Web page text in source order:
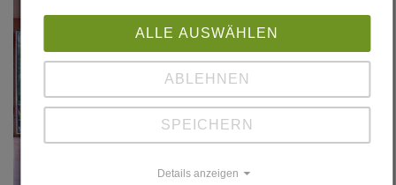
ALLE AUSWÄHLEN
ABLEHNEN
SPEICHERN
Details anzeigen